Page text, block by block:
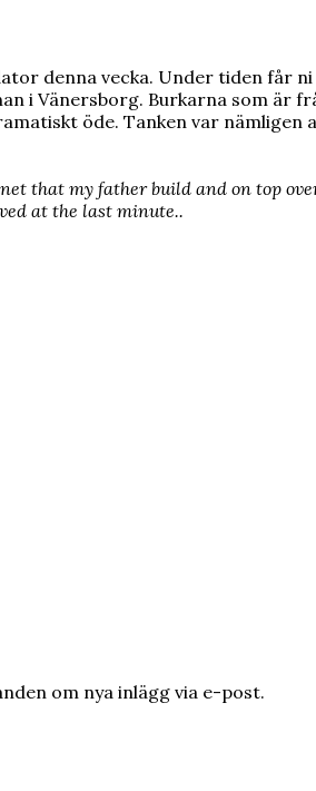
denna vecka. Under tiden får
i Vänersborg. Burkarna som är
öde. Tanken var nämligen
that my father build and on top
at the last minute..
om nya inlägg via e-post.